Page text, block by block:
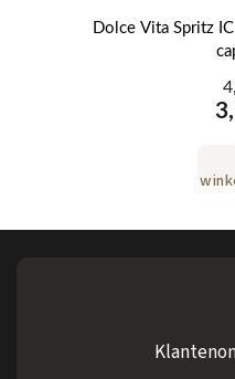
Dolce Vita Spritz